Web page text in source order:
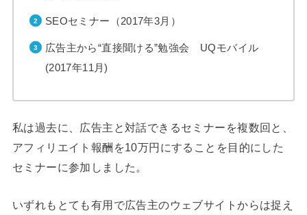
SEOセミナー（2017年3月）
広告主から“直接聞ける”勉強会 UQモバイル
(2017年11月)
私は過去に、広告主と対話できるセミナーを複数回と、
アフィリエイト報酬を10万円にすることを目的にした
セミナーに参加しました。
いずれもとても有用で広告主のウェブサイトからは捉え